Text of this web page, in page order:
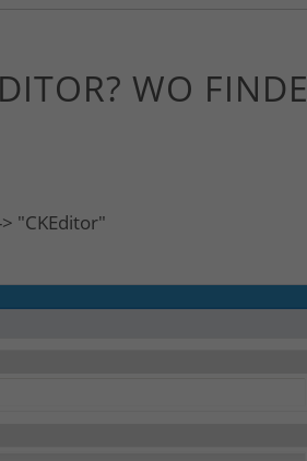
WO FINDE
"CKEditor"